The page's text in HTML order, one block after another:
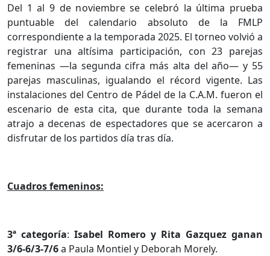
Del 1 al 9 de noviembre se celebró la última prueba
puntuable del calendario absoluto de la FMLP
correspondiente a la temporada 2025. El torneo volvió a
registrar una altísima participación, con 23 parejas
femeninas —la segunda cifra más alta del año— y 55
parejas masculinas, igualando el récord vigente. Las
instalaciones del Centro de Pádel de la C.A.M. fueron el
escenario de esta cita, que durante toda la semana
atrajo a decenas de espectadores que se acercaron a
disfrutar de los partidos día tras día.
Cuadros femeninos:
3ª categoría: Isabel Romero y Rita Gazquez ganan
3/6-6/3-7/6a Paula Montiel y Deborah Morely.